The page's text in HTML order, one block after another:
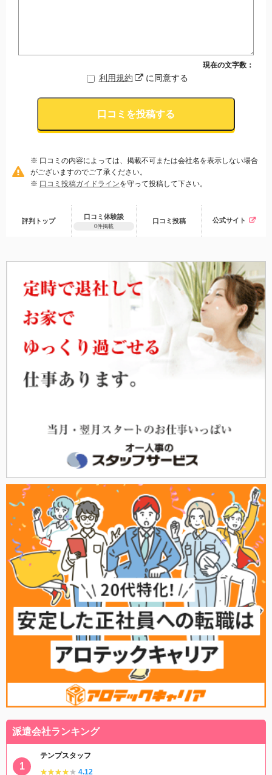
現在の文字数：
利用規約 に同意する
口コミを投稿する
※ 口コミの内容によっては、掲載不可または会社名を表示しない場合
がございますのでご了承ください。
※ 口コミ投稿ガイドラインを守って投稿して下さい。
評判トップ
口コミ体験談
0件掲載
口コミ 投稿 公式サイト
派遣会社ランキング
テンプスタッフ
★★★★★
★★★★★ 4.12